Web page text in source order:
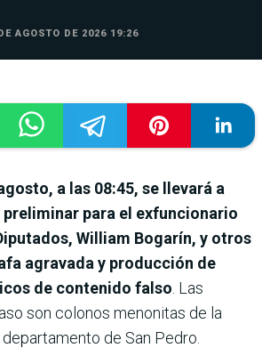
AGOSTO DE 2026 19:26
a las 08:45, se llevará a
para el exfuncionario
William Bogarín, y otros
agravada y producción de
de contenido falso . Las
son colonos menonitas de la
de San Pedro.